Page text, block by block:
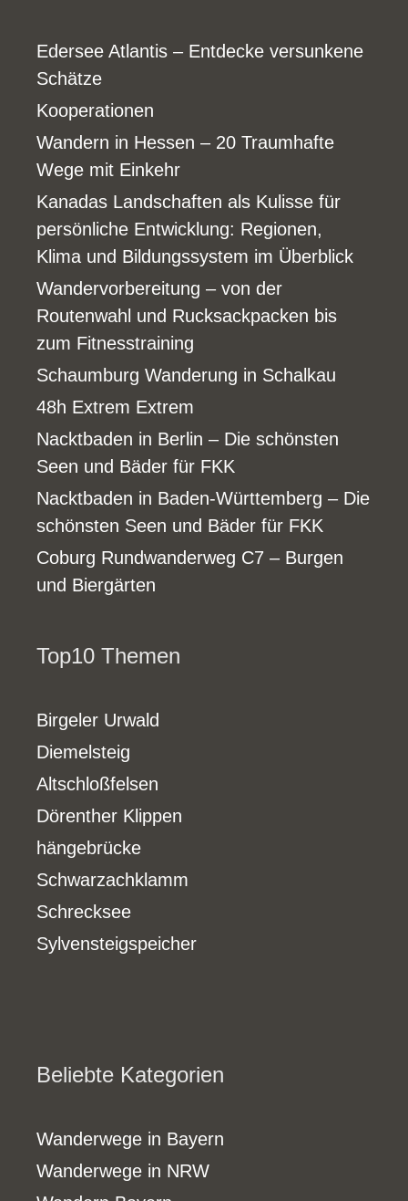
Edersee Atlantis – Entdecke versunkene
Schätze
Kooperationen
Wandern in Hessen – 20 Traumhafte
Wege mit Einkehr
Kanadas Landschaften als Kulisse für
persönliche Entwicklung: Regionen,
Klima und Bildungssystem im Überblick
Wandervorbereitung – von der
Routenwahl und Rucksackpacken bis
zum Fitnesstraining
Schaumburg Wanderung in Schalkau
48h Extrem Extrem
Nacktbaden in Berlin – Die schönsten
Seen und Bäder für FKK
Nacktbaden in Baden-Württemberg – Die
schönsten Seen und Bäder für FKK
Coburg Rundwanderweg C7 – Burgen
und Biergärten
Top10 Themen
Birgeler Urwald
Diemelsteig
Altschloßfelsen
Dörenther Klippen
hängebrücke
Schwarzachklamm
Schrecksee
Sylvensteigspeicher
Beliebte Kategorien
Wanderwege in Bayern
Wanderwege in NRW